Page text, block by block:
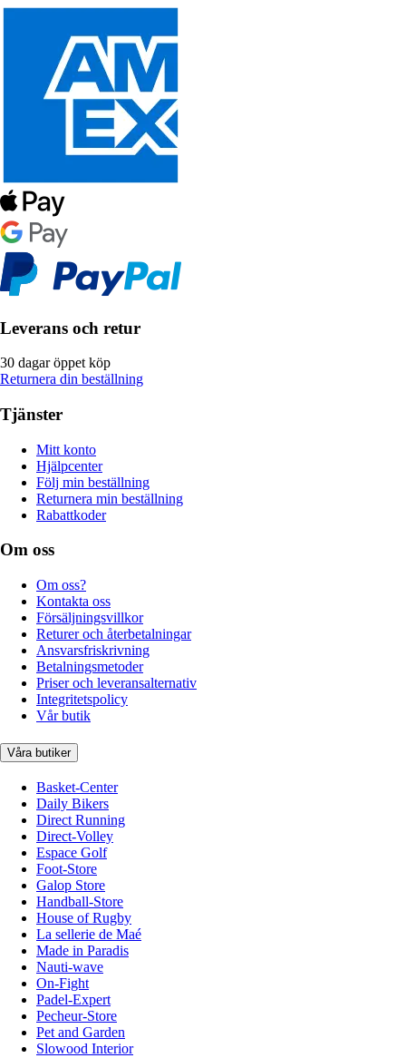
Leverans och retur
30 dagar öppet köp
Returnera din beställning
Tjänster
Mitt konto
Hjälpcenter
Följ min beställning
Returnera min beställning
Rabattkoder
Om oss
Om oss?
Kontakta oss
Försäljningsvillkor
Returer och återbetalningar
Ansvarsfriskrivning
Betalningsmetoder
Priser och leveransalternativ
Integritetspolicy
Vår butik
Våra butiker
Basket-Center
Daily Bikers
Direct Running
Direct-Volley
Espace Golf
Foot-Store
Galop Store
Handball-Store
House of Rugby
La sellerie de Maé
Made in Paradis
Nauti-wave
On-Fight
Padel-Expert
Pecheur-Store
Pet and Garden
Slowood Interior